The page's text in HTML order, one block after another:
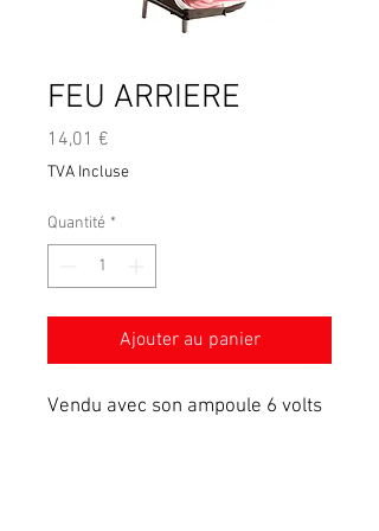
FEU ARRIERE
14,01 €
TVA Incluse
Quantité *
Ajouter au panier
Vendu avec son ampoule 6 volts